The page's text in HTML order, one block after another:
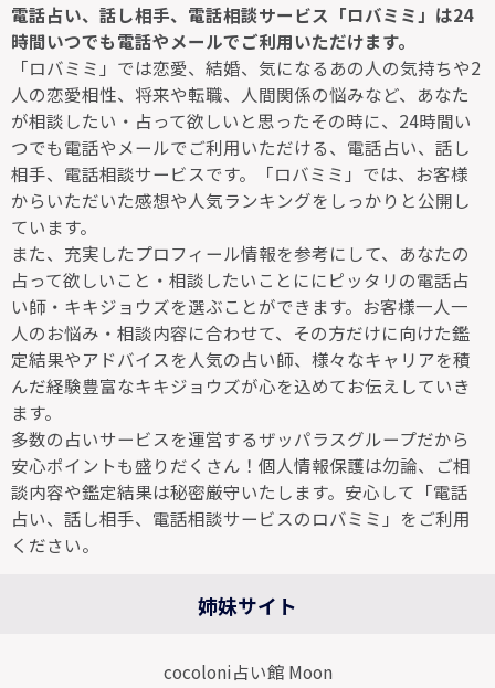
電話占い、話し相手、電話相談サービス「ロバミミ」は24
時間いつでも電話やメールでご利用いただけます。
「ロバミミ」では恋愛、結婚、気になるあの人の気持ちや2
人の恋愛相性、将来や転職、人間関係の悩みなど、あなた
が相談したい・占って欲しいと思ったその時に、24時間い
つでも電話やメールでご利用いただける、電話占い、話し
相手、電話相談サービスです。「ロバミミ」では、お客様
からいただいた感想や人気ランキングをしっかりと公開し
ています。
また、充実したプロフィール情報を参考にして、あなたの
占って欲しいこと・相談したいことににピッタリの電話占
い師・キキジョウズを選ぶことができます。お客様一人一
人のお悩み・相談内容に合わせて、その方だけに向けた鑑
定結果やアドバイスを人気の占い師、様々なキャリアを積
んだ経験豊富なキキジョウズが心を込めてお伝えしていき
ます。
多数の占いサービスを運営するザッパラスグループだから
安心ポイントも盛りだくさん！個人情報保護は勿論、ご相
談内容や鑑定結果は秘密厳守いたします。安心して「電話
占い、話し相手、電話相談サービスのロバミミ」をご利用
ください。
姉妹サイト
cocoloni占い館 Moon